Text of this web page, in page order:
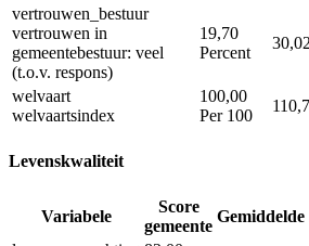
vertrouwen_bestuur
vertrouwen in
gemeentebestuur: veel
(t.o.v. respons)
19,70
Percent
30,02
welvaart
welvaartsindex
100,00
Per 100
Levenskwaliteit
Variabele
Score
gemeente
Gemiddelde